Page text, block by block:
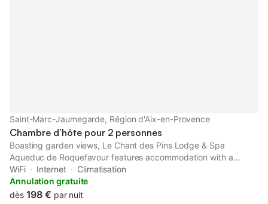
Saint-Marc-Jaumegarde, Région d'Aix-en-Provence
Chambre d’hôte pour 2 personnes
Boasting garden views, Le Chant des Pins Lodge & Spa
Aqueduc de Roquefavour features accommodation with a
garden and a balcony, around 35 km from Joliette Metro
Station. This property offers access to a terrace, free private
parking and free WiFi.
WiFi Internet
Climatisation
Annulation gratuite
dès 198 € par nuit